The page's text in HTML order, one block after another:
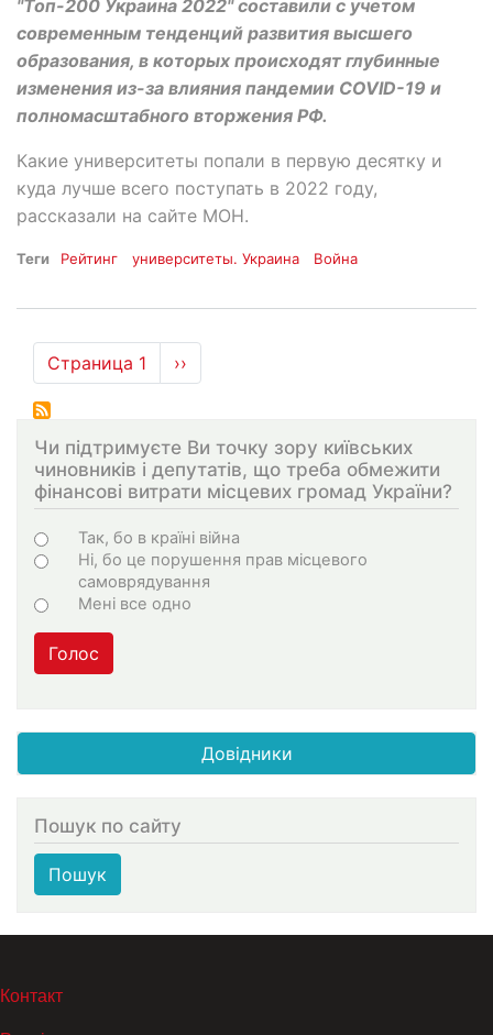
"Топ-200 Украина 2022" составили с учетом
современным тенденций развития высшего
образования, в которых происходят глубинные
изменения из-за влияния пандемии COVID-19 и
полномасштабного вторжения РФ.
Какие университеты попали в первую десятку и
куда лучше всего поступать в 2022 году,
рассказали на сайте МОН.
Теги Рейтинг университеты. Украина Война
Нумерация
страниц
Страница 1
Следующая
страница
››
Чи підтримуєте Ви точку зору київських
чиновників і депутатів, що треба обмежити
фінансові витрати місцевих громад України?
Choices
Так, бо в країні війна
Ні, бо це порушення прав місцевого
самоврядування
Мені все одно
Голос
Довідники
Пошук по сайту
Пошук
МЕНЮ В ПОДВАЛЕ
Контакт